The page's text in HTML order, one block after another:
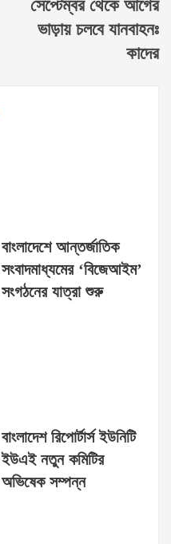
সেপ্টেম্বর থেকে আগের
ভাড়ায় চলবে যানবাহনঃ
কাদের
বাংলাদেশে আন্তর্জাতিক
সংবাদমাধ্যমের ‘বিজেআইম’
সংগঠনের যাত্রা শুরু
বাংলাদেশ রিপোর্টার্স ইউনিটি
ইউএই নতুন কমিটির
অভিষেক সম্পন্ন